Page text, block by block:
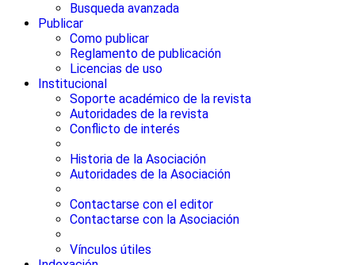
Busqueda avanzada
Publicar
Como publicar
Reglamento de publicación
Licencias de uso
Institucional
Soporte académico de la revista
Autoridades de la revista
Conflicto de interés
Historia de la Asociación
Autoridades de la Asociación
Contactarse con el editor
Contactarse con la Asociación
Vínculos útiles